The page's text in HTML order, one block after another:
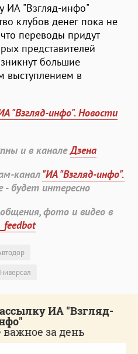
ИА "Взгляд-инфо"
клубов денег пока не
переводы придут
представителей
большие
выступлением в
"Взгляд-инфо". Новости
и в каналеДзена
канал"ИА "Взгляд-инфо".
- будет интересно
фото и видео в
ИА "Взгляд-
за день